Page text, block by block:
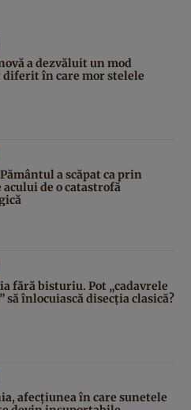
a dezvăluit un mod
diferit în care mor stelele
a scăpat ca prin
de o catastrofă
fără bisturiu. Pot „cadavrele
să înlocuiască disecția clasică?
afecțiunea în care sunetele